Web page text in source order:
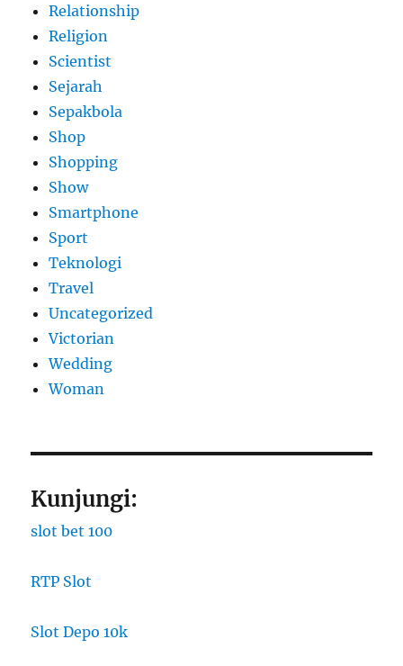
Relationship
Religion
Scientist
Sejarah
Sepakbola
Shop
Shopping
Show
Smartphone
Sport
Teknologi
Travel
Uncategorized
Victorian
Wedding
Woman
Kunjungi:
slot bet 100
RTP Slot
Slot Depo 10k